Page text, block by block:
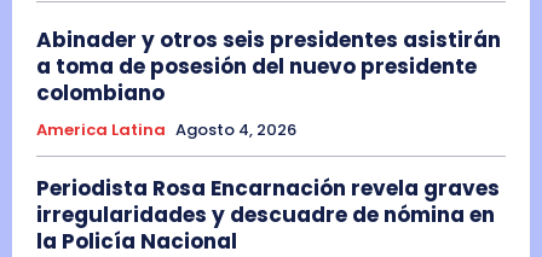
Abinader y otros seis presidentes asistirán
a toma de posesión del nuevo presidente
colombiano
America Latina Agosto 4, 2026
Periodista Rosa Encarnación revela graves
irregularidades y descuadre de nómina en
la Policía Nacional